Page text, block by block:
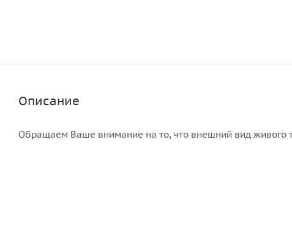
Описание
Обращаем Ваше внимание на то, что внешний вид живого